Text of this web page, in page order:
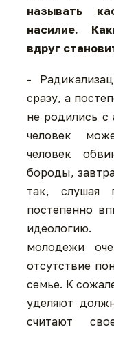
называть
насилие.
вдруг
-
сразу, а
не родились с
человек
человек
бороды,
так, слушая
постепенно
идеологию.
молодежи
отсутствие
семье. К
уделяют
считают